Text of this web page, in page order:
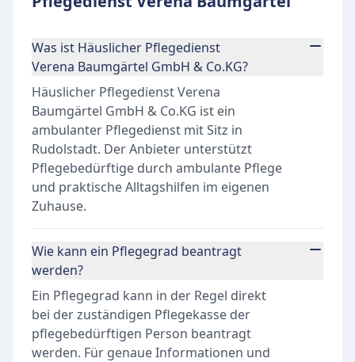
Was ist Häuslicher Pflegedienst
Verena Baumgärtel GmbH & Co.KG?
Häuslicher Pflegedienst Verena
Baumgärtel GmbH & Co.KG ist ein
ambulanter Pflegedienst mit Sitz in
Rudolstadt. Der Anbieter unterstützt
Pflegebedürftige durch ambulante Pflege
und praktische Alltagshilfen im eigenen
Zuhause.
Wie kann ein Pflegegrad beantragt
werden?
Ein Pflegegrad kann in der Regel direkt
bei der zuständigen Pflegekasse der
pflegebedürftigen Person beantragt
werden. Für genaue Informationen und